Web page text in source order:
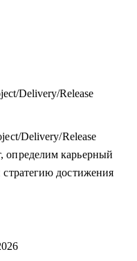
Delivery/Release
Delivery/Release
определим карьерный
стратегию достижения